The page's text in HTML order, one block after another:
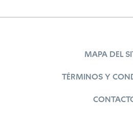
MAPA DEL
TÉRMINOS Y